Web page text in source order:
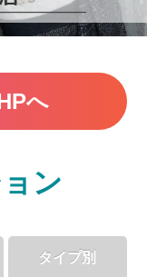
へ
ン
タイプ別